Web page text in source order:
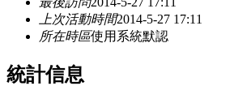
上次活動時間2014-5-27 17:11
所在時區使用系統默認
統計信息